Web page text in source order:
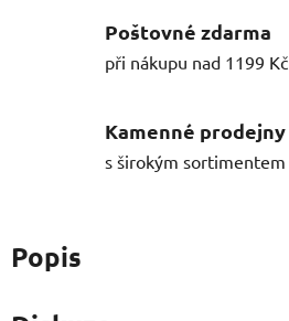
Poštovné zdarma
při nákupu nad 1199 Kč
Kamenné prodejny
s širokým sortimentem
Popis